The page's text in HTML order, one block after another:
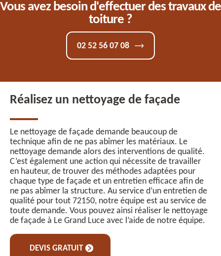
Vous avez besoin d'effectuer des travaux de
toiture ?
02 52 56 07 08
Réalisez un nettoyage de façade
Le nettoyage de façade demande beaucoup de
technique afin de ne pas abîmer les matériaux. Le
nettoyage demande alors des interventions de qualité.
C’est également une action qui nécessite de travailler
en hauteur, de trouver des méthodes adaptées pour
chaque type de façade et un entretien efficace afin de
ne pas abîmer la structure. Au service d’un entretien de
qualité pour tout 72150, notre équipe est au service de
toute demande. Vous pouvez ainsi réaliser le nettoyage
de façade à Le Grand Luce avec l’aide de notre équipe.
DEVIS GRATUIT